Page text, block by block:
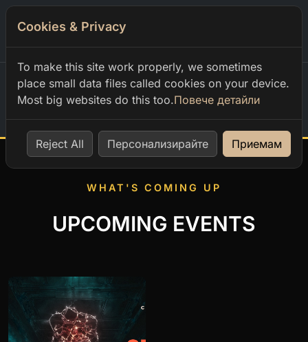
Home
WHAT'S COMING UP
UPCOMING EVENTS
Cookies & Privacy
To make this site work properly, we sometimes
place small data files called cookies on your device.
Most big websites do this too.Повече детайли
Reject All Персонализирайте Приемам